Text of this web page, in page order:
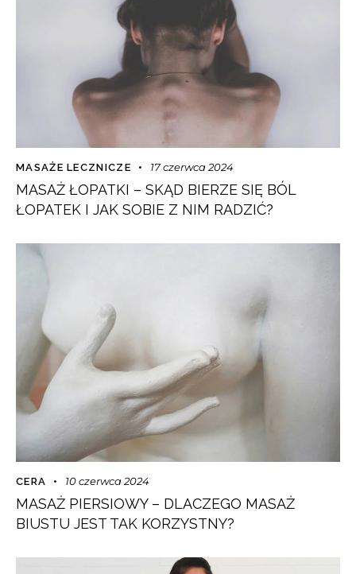
MASAŻE LECZNICZE 17 czerwca 2024
MASAŻ ŁOPATKI – SKĄD BIERZE SIĘ BÓL
ŁOPATEK I JAK SOBIE Z NIM RADZIĆ?
CERA 10 czerwca 2024
MASAŻ PIERSIOWY – DLACZEGO MASAŻ
BIUSTU JEST TAK KORZYSTNY?